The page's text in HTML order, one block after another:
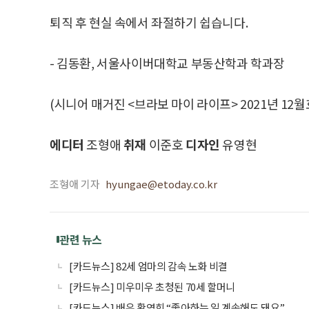
퇴직 후 현실 속에서 좌절하기 쉽습니다.
- 김동환, 서울사이버대학교 부동산학과 학과장
(시니어 매거진 <브라보 마이 라이프> 2021년 12
에디터 조형애취재 이준호디자인 유영현
조형애 기자 hyungae@etoday.co.kr
관련 뉴스
[카드뉴스] 82세 엄마의 감속 노화 비결
[카드뉴스] 미우미우 초청된 70세 할머니